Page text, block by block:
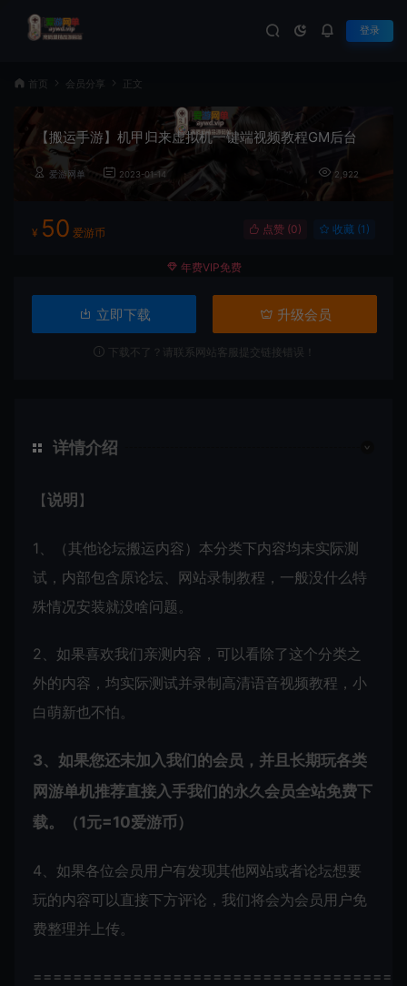
登录
首页 会员分享 正文
【搬运手游】机甲归来虚拟机一键端视频教程GM后台
爱游网单 2023-01-14 2,922
¥ 50 爱游币 点赞 (0) 收藏 (1)
年费VIP免费
立即下载 升级会员
下载不了？请联系网站客服提交链接错误！
详情介绍
【说明 】
1、（其他论坛搬运内容）本分类下内容均未实际测
试，内部包含原论坛、网站录制教程，一般没什么特
殊情况安装就没啥问题。
2、如果喜欢我们亲测内容，可以看除了这个分类之
外的内容，均实际测试并录制高清语音视频教程，小
白萌新也不怕。
3、如果您还未加入我们的会员，并且长期玩各类
网游单机推荐直接入手我们的永久会员全站免费下
载。（1元=10爱游币）
4、如果各位会员用户有发现其他网站或者论坛想要
玩的内容可以直接下方评论，我们将会为会员用户免
费整理并上传。